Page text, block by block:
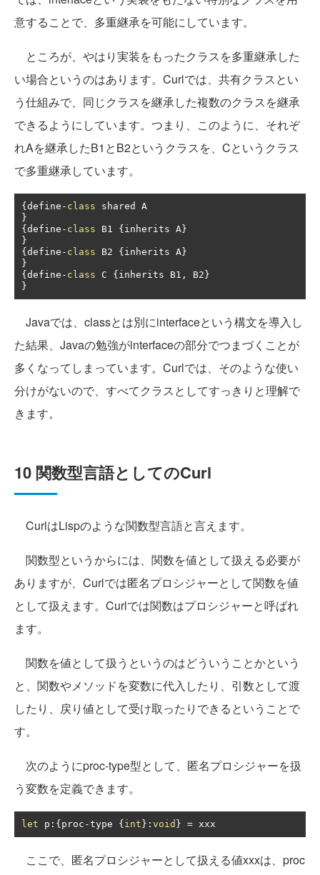
意することで、多重継承を可能にしています。
ところが、やはり実装をもったクラスを多重継承した
い場合というのはあります。Curlでは、共有クラスとい
う仕組みで、同じクラスを継承した複数のクラスを継承
できるようにしています。つまり、このように、それぞ
れAを継承したB1とB2というクラスを、Cというクラス
で多重継承しています。
{ define - class
}
{ define - class B1 { inherits A }
}
{ define - class B2 { inherits A }
}
{ define - class C { inherits B1 , B2 }
}
Javaでは、classとは別にinterfaceという構文を導入し
た結果、Javaの勉強がinterfaceの部分でつまづくことが
多くなってしまっています。Curlでは、そのような使い
分けがないので、すべてクラスとしてすっきりと理解で
きます。
10 関数型言語としてのCurl
CurlはLispのような関数型言語と言えます。
関数型というからには、関数を値として扱える必要が
ありますが、Curlでは匿名プロシジャーとして関数を値
として扱えます。Curlでは関数はプロシジャーと呼ばれ
ます。
関数を値として扱うというのはどういうことかという
と、関数やメソッドを変数に代入したり、引数として渡
したり、戻り値として受け取ったりできるということで
す。
次のようにproc-type型として、匿名プロシジャーを扱
う変数を定義できます。
let p :{ proc -type { int }: void } = xxx
ここで、匿名プロシジャーとして扱える値xxxは、proc